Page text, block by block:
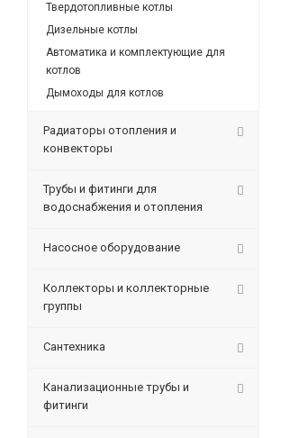
Твердотопливные котлы
Дизельные котлы
Автоматика и комплектующие для
котлов
Дымоходы для котлов
Радиаторы отопления и
конвекторы
Трубы и фитинги для
водоснабжения и отопления
Насосное оборудование
Коллекторы и коллекторные
группы
Сантехника
Канализационные трубы и
фитинги